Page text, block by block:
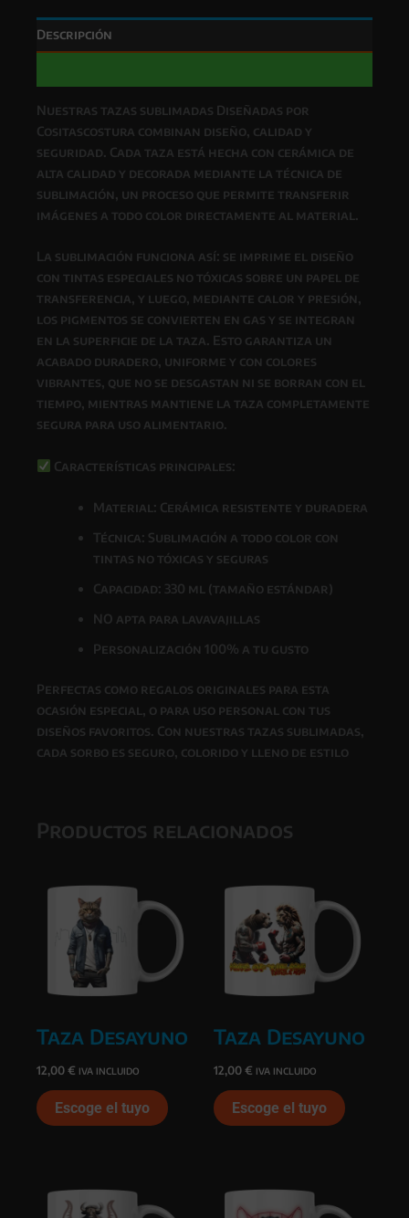
Descripción
Nuestras tazas sublimadas Diseñadas por
Cositascostura combinan diseño, calidad y
seguridad. Cada taza está hecha con cerámica de
alta calidad y decorada mediante la técnica de
sublimación, un proceso que permite transferir
imágenes a todo color directamente al material.
La sublimación funciona así: se imprime el diseño
con tintas especiales no tóxicas sobre un papel de
transferencia, y luego, mediante calor y presión,
los pigmentos se convierten en gas y se integran
en la superficie de la taza. Esto garantiza un
acabado duradero, uniforme y con colores
vibrantes, que no se desgastan ni se borran con el
tiempo, mientras mantiene la taza completamente
segura para uso alimentario.
Características principales:
Material: Cerámica resistente y duradera
Técnica: Sublimación a todo color con
tintas no tóxicas y seguras
Capacidad: 330 ml (tamaño estándar)
NO apta para lavavajillas
Personalización 100% a tu gusto
Perfectas como regalos originales para esta
ocasión especial , o para uso personal con tus
diseños favoritos. Con nuestras tazas sublimadas,
cada sorbo es seguro, colorido y lleno de estilo
Productos relacionados
Taza Desayuno
12,00€ IVA INCLUIDO
Escoge el tuyo
Taza Desayuno
12,00€ IVA INCLUIDO
Escoge el tuyo